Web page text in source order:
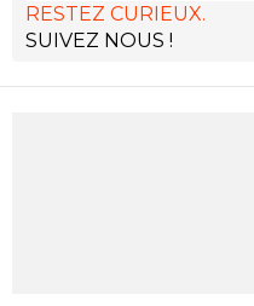
RESTEZ CURIEUX.
SUIVEZ NOUS !